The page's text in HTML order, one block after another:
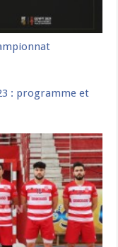
: programme et